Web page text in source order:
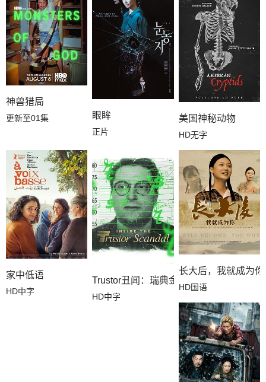
神兽猎局
更新至01集 眼眸
正片
美国神秘动物
HD无字
家中低语
HD中字
Trustor丑闻：瑞典金融案内幕
HD中字
长大后，我就成为你
HD国语